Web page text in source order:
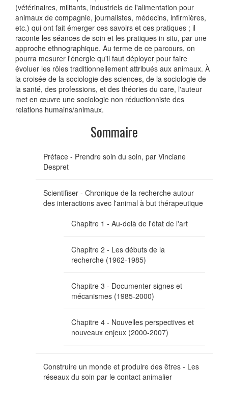
(vétérinaires, militants, industriels de l'alimentation pour
animaux de compagnie, journalistes, médecins, infirmières,
etc.) qui ont fait émerger ces savoirs et ces pratiques ; il
raconte les séances de soin et les pratiques in situ, par une
approche ethnographique. Au terme de ce parcours, on
pourra mesurer l'énergie qu'il faut déployer pour faire
évoluer les rôles traditionnellement attribués aux animaux. À
la croisée de la sociologie des sciences, de la sociologie de
la santé, des professions, et des théories du care, l'auteur
met en œuvre une sociologie non réductionniste des
relations humains/animaux.
Sommaire
Préface - Prendre soin du soin, par Vinciane
Despret
Scientifiser - Chronique de la recherche autour
des interactions avec l'animal à but thérapeutique
Chapitre 1 - Au-delà de l'état de l'art
Chapitre 2 - Les débuts de la
recherche (1962-1985)
Chapitre 3 - Documenter signes et
mécanismes (1985-2000)
Chapitre 4 - Nouvelles perspectives et
nouveaux enjeux (2000-2007)
Construire un monde et produire des êtres - Les
réseaux du soin par le contact animalier